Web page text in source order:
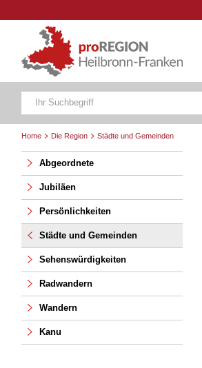
Home Die Region Städte und Gemeinden
Abgeordnete
Jubiläen
Persönlichkeiten
Städte und Gemeinden
Sehenswürdigkeiten
Radwandern
Wandern
Kanu